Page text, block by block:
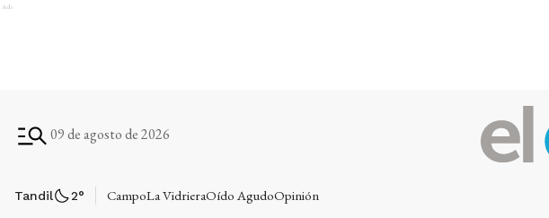
Ads
09 de agosto de 2026
Tandil 2° CampoLa VidrieraOído AgudoOpinión